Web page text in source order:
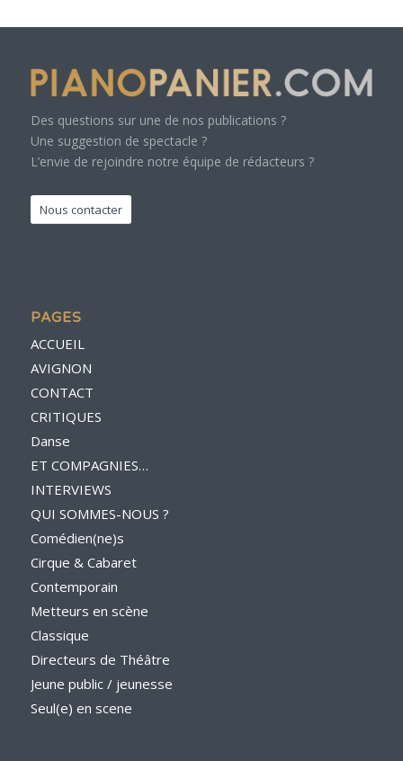
Des questions sur une de nos publications ?
Une suggestion de spectacle ?
L’envie de rejoindre notre équipe de rédacteurs ?
Nous contacter
PAGES
ACCUEIL
AVIGNON
CONTACT
CRITIQUES
Danse
ET COMPAGNIES…
INTERVIEWS
QUI SOMMES-NOUS ?
Comédien(ne)s
Cirque & Cabaret
Contemporain
Metteurs en scène
Classique
Directeurs de Théâtre
Jeune public / jeunesse
Seul(e) en scene